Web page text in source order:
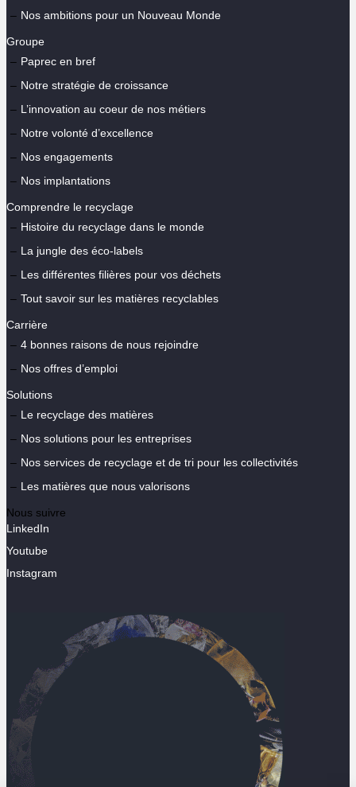
Nos ambitions pour un Nouveau Monde
Groupe
Paprec en bref
Notre stratégie de croissance
L’innovation au coeur de nos métiers
Notre volonté d’excellence
Nos engagements
Nos implantations
Comprendre le recyclage
Histoire du recyclage dans le monde
La jungle des éco-labels
Les différentes filières pour vos déchets
Tout savoir sur les matières recyclables
Carrière
4 bonnes raisons de nous rejoindre
Nos offres d’emploi
Solutions
Le recyclage des matières
Nos solutions pour les entreprises
Nos services de recyclage et de tri pour les collectivités
Les matières que nous valorisons
Nous suivre
LinkedIn
Youtube
Instagram